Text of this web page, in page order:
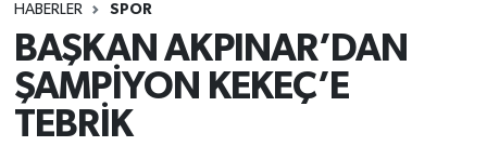
HABERLER SPOR
BAŞKAN AKPINAR’DAN
ŞAMPİYON KEKEÇ’E
TEBRİK
Süper Lig Puan Durumu ve Fikstür
Tüm Manşetler